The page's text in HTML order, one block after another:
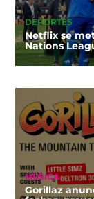
DEPORTES
Netflix se
Nations
MÚSICA
Gorillaz